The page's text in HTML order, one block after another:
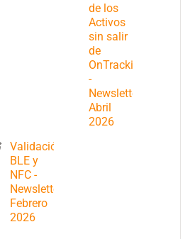
de los
Activos
sin salir
de
OnTracking
-
Newsletter
Abril
2026
Validación
BLE y
NFC -
Newsletter
Febrero
2026